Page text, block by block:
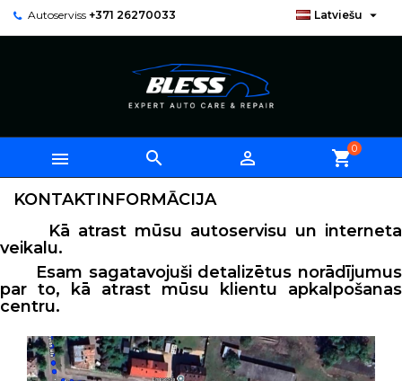
Autoserviss +371 26270033 Latviešu 
   shopping_cart0
KONTAKTINFORMĀCIJA
Kā atrast mūsu autoservisu un interneta
veikalu.
Esam sagatavojuši detalizētus norādījumus
par to, kā atrast mūsu klientu apkalpošanas
centru.